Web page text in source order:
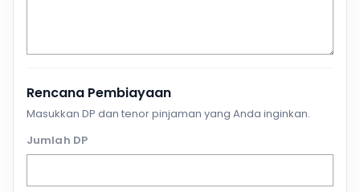
Rencana Pembiayaan
Masukkan DP dan tenor pinjaman yang Anda inginkan.
Jumlah DP